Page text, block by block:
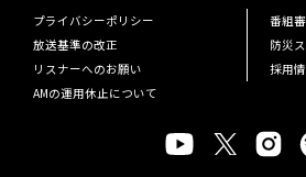
プライバシーポリシー
番組
放送基準の改正
防災
リスナーへのお願い
採用
AMの運用休止について